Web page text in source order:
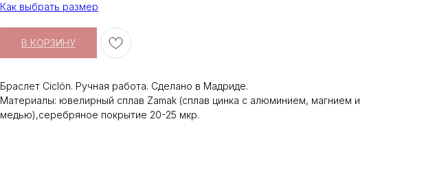
Как выбрать размер
В КОРЗИНУ
Браслет Ciclón. Ручная работа. Сделано в Мадриде.
Материалы: ювелирный сплав Zamak (сплав цинка с алюминием, магнием и
медью),серебряное покрытие 20-25 мкр.